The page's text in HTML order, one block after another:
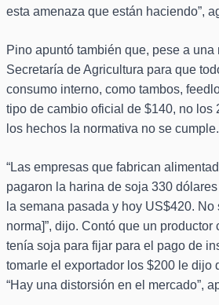
esta amenaza que están haciendo”,
Pino apuntó también que, pese a una
Secretaría de Agricultura para que
consumo interno, como tambos,
tipo de cambio oficial de $140, no los
los hechos la normativa no se cumple.
“Las empresas que fabrican
pagaron la harina de soja 330
la semana pasada y hoy US$420.
norma]”, dijo. Contó que un
tenía soja para fijar para el pago de
tomarle el exportador los $200 le dijo
“Hay una distorsión en el mercado”,